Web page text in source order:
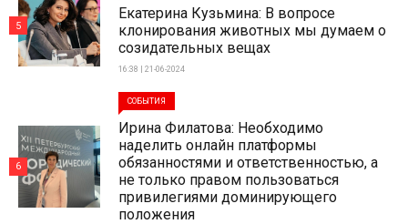
Екатерина Кузьмина: В вопросе
клонирования животных мы думаем о
созидательных вещах
16:38 | 21-06-2024
5
СОБЫТИЯ
Ирина Филатова: Необходимо
наделить онлайн платформы
обязанностями и ответственностью, а
не только правом пользоваться
привилегиями доминирующего
положения
6